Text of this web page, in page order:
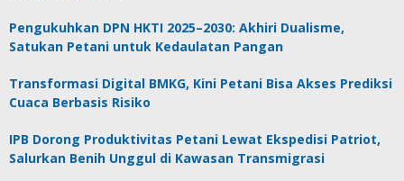
Pengukuhkan DPN HKTI 2025–2030: Akhiri Dualisme,
Satukan Petani untuk Kedaulatan Pangan
Transformasi Digital BMKG, Kini Petani Bisa Akses Prediksi
Cuaca Berbasis Risiko
IPB Dorong Produktivitas Petani Lewat Ekspedisi Patriot,
Salurkan Benih Unggul di Kawasan Transmigrasi